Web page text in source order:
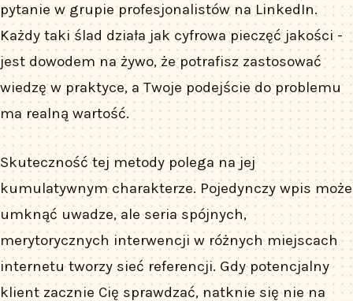
pytanie w grupie profesjonalistów na LinkedIn.
Każdy taki ślad działa jak cyfrowa pieczęć jakości -
jest dowodem na żywo, że potrafisz zastosować
wiedzę w praktyce, a Twoje podejście do problemu
ma realną wartość.
Skuteczność tej metody polega na jej
kumulatywnym charakterze. Pojedynczy wpis może
umknąć uwadze, ale seria spójnych,
merytorycznych interwencji w różnych miejscach
internetu tworzy sieć referencji. Gdy potencjalny
klient zacznie Cię sprawdzać, natknie się nie na